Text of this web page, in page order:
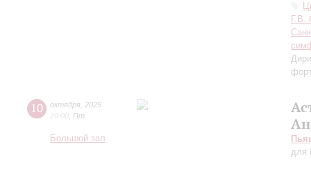
Г.В.
10 октября 2025
20:00 Пт
Большой зал
для